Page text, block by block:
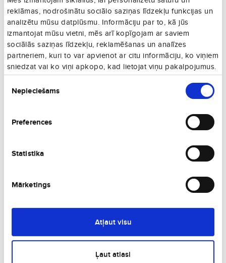
reklāmas, nodrošinātu sociālo saziņas līdzekļu funkcijas un
analizētu mūsu datplūsmu. Informāciju par to, kā jūs
izmantojat mūsu vietni, mēs arī kopīgojam ar saviem
sociālās saziņas līdzekļu, reklamēšanas un analīzes
partneriem, kuri to var apvienot ar citu informāciju, ko viņiem
sniedzat vai ko viņi apkopo, kad lietojat viņu pakalpojumus.
izvēle
Nepieciešams
Preferences
Statistika
Mārketings
Atļaut visu
Ļaut atlasi
настоящем Крыма, о природе полуострова. Для любителей
шоколада здесь можно посетить Музей шоколада и услышать
уникальную историю его происхождения.
Симферополь
Другие города Украина, которые могут
Вам понравиться